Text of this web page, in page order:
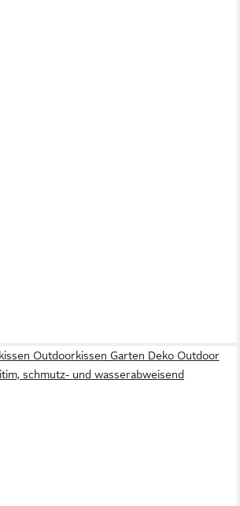
Outdoorkissen Garten Deko Outdoor
schmutz- und wasserabweisend